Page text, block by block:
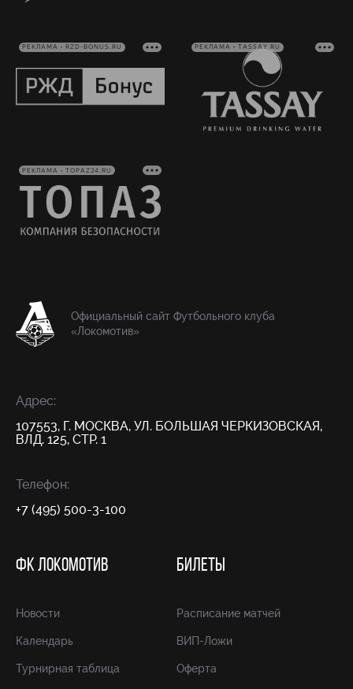
РЕКЛАМА • RZD-BONUS.RU РЕКЛАМА • TASSAY.RU
РЕКЛАМА • TOPAZ24.RU
Официальный сайт Футбольного клуба
«Локомотив»
Адрес:
107553, Г. МОСКВА, УЛ. БОЛЬШАЯ ЧЕРКИЗОВСКАЯ,
ВЛД. 125, СТР. 1
Телефон:
+7 (495) 500-3-100
ФК ЛОКОМОТИВ
Новости
Календарь
Турнирная таблица
БИЛЕТЫ
Расписание матчей
ВИП-Ложи
Оферта